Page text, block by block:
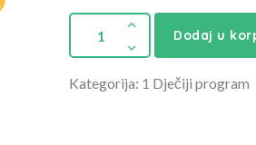
Dodaj u
Kategorija: 1 Dječiji program